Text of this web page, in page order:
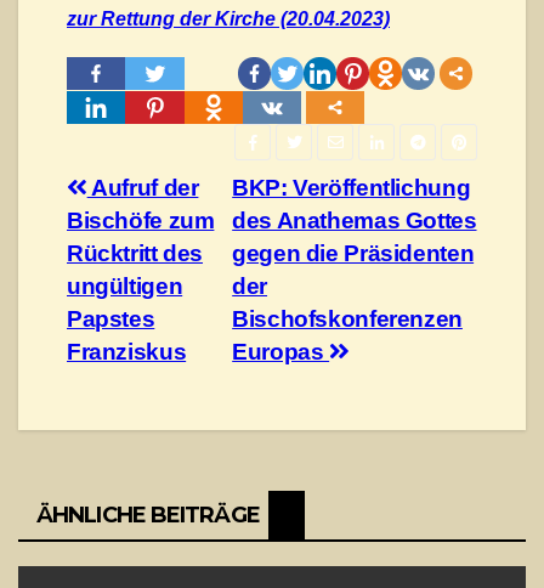
zur Rettung der Kirche (20.04.2023)
Навігація
записів
BKP: Veröffentlichung
des Anathemas Gottes
gegen die Präsidenten
der
Bischofskonferenzen
Europas
Aufruf der
Bischöfe zum
Rücktritt des
ungültigen
Papstes
Franziskus
ÄHNLICHE BEITRÄGE